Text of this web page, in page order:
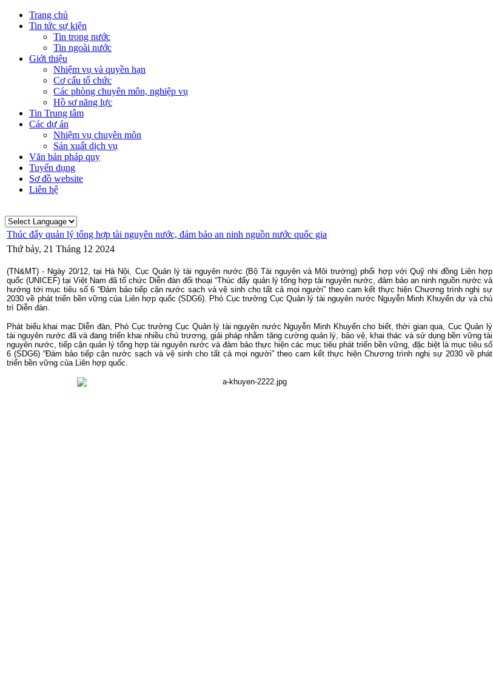
Trang chủ
Tin tức sự kiện
Tin trong nước
Tin ngoài nước
Giới thiệu
Nhiệm vụ và quyền hạn
Cơ cấu tổ chức
Các phòng chuyên môn, nghiệp vụ
Hồ sơ năng lực
Tin Trung tâm
Các dự án
Nhiệm vụ chuyên môn
Sản xuất dịch vụ
Văn bản pháp quy
Tuyển dụng
Sơ đồ website
Liên hệ
Thúc đẩy quản lý tổng hợp tài nguyên nước, đảm bảo an ninh nguồn nước quốc gia
Thứ bảy, 21 Tháng 12 2024
(TN&MT) - Ngày 20/12, tại Hà Nội, Cục Quản lý tài nguyên nước (Bộ Tài nguyên và Môi trường) phối hợp với Quỹ nhi đồng Liên hợp
quốc (UNICEF) tại Việt Nam đã tổ chức Diễn đàn đối thoại “Thúc đẩy quản lý tổng hợp tài nguyên nước, đảm bảo an ninh nguồn nước và
hướng tới mục tiêu số 6 “Đảm bảo tiếp cận nước sạch và vệ sinh cho tất cả mọi người” theo cam kết thực hiện Chương trình nghị sự
2030 về phát triển bền vững của Liên hợp quốc (SDG6). Phó Cục trưởng Cục Quản lý tài nguyên nước Nguyễn Minh Khuyến dự và chủ
trì Diễn đàn.
Phát biểu khai mạc Diễn đàn, Phó Cục trưởng Cục Quản lý tài nguyên nước Nguyễn Minh Khuyến cho biết, thời gian qua, Cục Quản lý
tài nguyên nước đã và đang triển khai nhiều chủ trương, giải pháp nhằm tăng cường quản lý, bảo vệ, khai thác và sử dụng bền vững tài
nguyên nước, tiếp cận quản lý tổng hợp tài nguyên nước và đảm bảo thực hiện các mục tiêu phát triển bền vững, đặc biệt là mục tiêu số
6 (SDG6) “Đảm bảo tiếp cận nước sạch và vệ sinh cho tất cả mọi người” theo cam kết thực hiện Chương trình nghị sự 2030 về phát
triển bền vững của Liên hợp quốc.